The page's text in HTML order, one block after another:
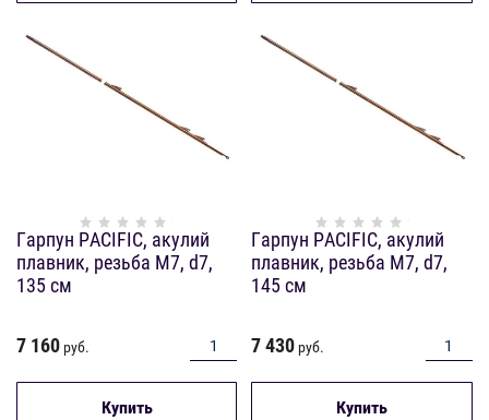
Гарпун PACIFIC, акулий
плавник, резьба М7, d7,
135 см
7 160 руб.
Купить
Гарпун PACIFIC, акулий
плавник, резьба М7, d7,
145 см
7 430 руб.
Купить